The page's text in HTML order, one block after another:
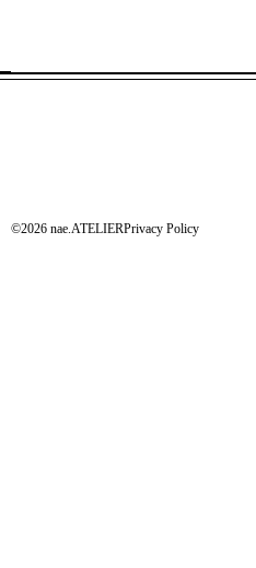
©2026 nae.ATELIERPrivacy Policy